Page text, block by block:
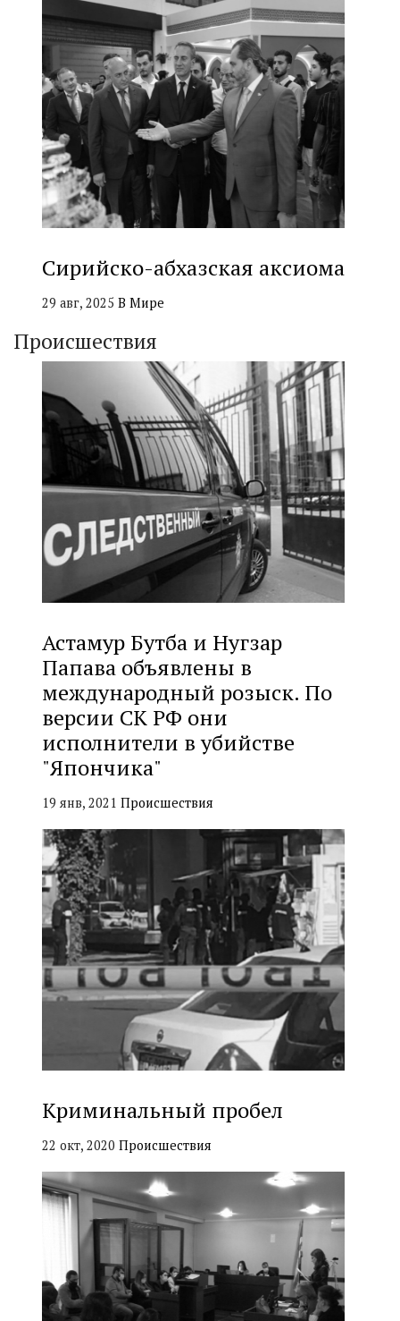
Сирийско-абхазская аксиома
29 авг, 2025 В Мире
Происшествия
Астамур Бутба и Нугзар
Папава объявлены в
международный розыск. По
версии СК РФ они
исполнители в убийстве
"Япончика"
19 янв, 2021 Происшествия
Криминальный пробел
22 окт, 2020 Происшествия